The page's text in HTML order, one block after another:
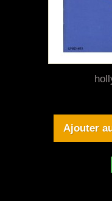
Ajouter